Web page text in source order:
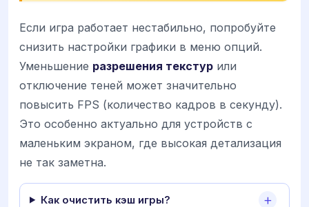
Если игра работает нестабильно, попробуйте
снизить настройки графики в меню опций.
Уменьшение разрешения текстур или
отключение теней может значительно
повысить FPS (количество кадров в секунду).
Это особенно актуально для устройств с
маленьким экраном, где высокая детализация
не так заметна.
Как очистить кэш игры?